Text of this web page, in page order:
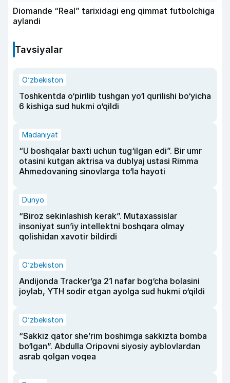
Diomande “Real” tarixidagi eng qimmat futbolchiga
aylandi
Tavsiyalar
O‘zbekiston
Toshkentda o‘pirilib tushgan yo‘l qurilishi bo‘yicha
6 kishiga sud hukmi o‘qildi
Madaniyat
“U boshqalar baxti uchun tug‘ilgan edi”. Bir umr
otasini kutgan aktrisa va dublyaj ustasi Rimma
Ahmedovaning sinovlarga to‘la hayoti
Dunyo
“Biroz sekinlashish kerak”. Mutaxassislar
insoniyat sun’iy intellektni boshqara olmay
qolishidan xavotir bildirdi
O‘zbekiston
Andijonda Tracker’ga 21 nafar bog‘cha bolasini
joylab, YTH sodir etgan ayolga sud hukmi o‘qildi
O‘zbekiston
“Sakkiz qator she’rim boshimga sakkizta bomba
bo‘lgan”. Abdulla Oripovni siyosiy ayblovlardan
asrab qolgan voqea